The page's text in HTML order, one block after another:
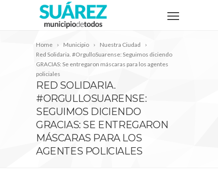
Home Municipio
Nuestra Ciudad
Red Solidaria. #OrgulloSuarense: Seguimos diciendo
GRACIAS: Se entregaron máscaras para los agentes
policiales
RED SOLIDARIA.
#ORGULLOSUARENSE:
SEGUIMOS DICIENDO
GRACIAS: SE ENTREGARON
MÁSCARAS PARA LOS
AGENTES POLICIALES